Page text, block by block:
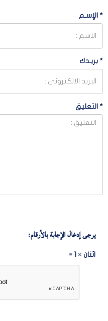
* الإسـم
* بريـدك
* التعليق
يرجى إدخال الإجابة بالأرقام:
اثنان × 1 =